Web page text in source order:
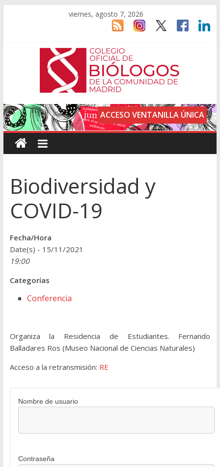
viernes, agosto 7, 2026
ACCESO VENTANILLA ÚNICA
Biodiversidad y
COVID-19
Fecha/Hora
Date(s) - 15/11/2021
19:00
Categorías
Conferencia
Organiza la Residencia de Estudiantes. Fernando
Balladares Ros (Museo Nacional de Ciencias Naturales)
Acceso a la retransmisión: RE
Nombre de usuario
Contraseña